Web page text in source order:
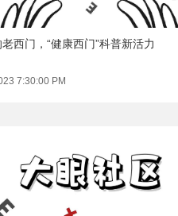
西门，“健康西门”科普新活力
7:30:00 PM